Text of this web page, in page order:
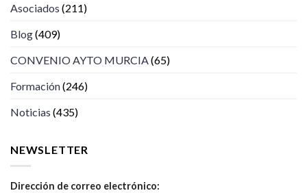
Asociados (211)
Blog(409)
CONVENIO AYTO MURCIA(65)
Formación(246)
Noticias (435)
NEWSLETTER
Dirección de correo electrónico: